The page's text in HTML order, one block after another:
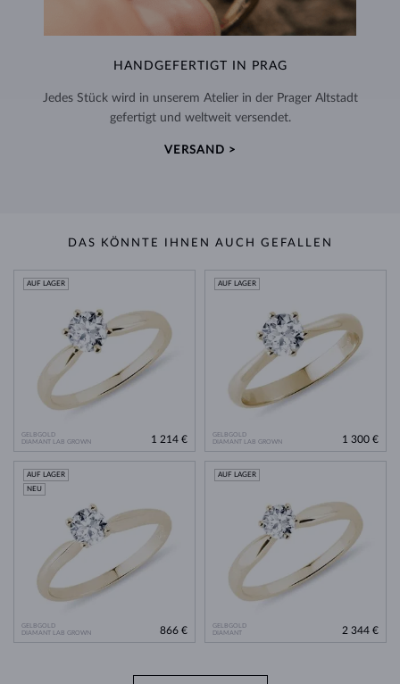
HANDGEFERTIGT IN PRAG
Jedes Stück wird in unserem Atelier in der Prager Altstadt
gefertigt und weltweit versendet.
VERSAND >
DAS KÖNNTE IHNEN AUCH GEFALLEN
GELBGOLD
DIAMANT LAB GROWN
AUF LAGER
1 214 €
GELBGOLD
DIAMANT LAB GROWN
AUF LAGER
1 300 €
GELBGOLD
DIAMANT LAB GROWN
AUF LAGER
NEU
866 €
GELBGOLD
DIAMANT
AUF LAGER
2 344 €